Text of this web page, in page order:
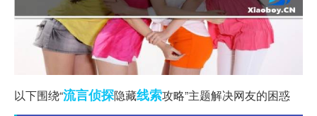
以下围绕“流言侦探隐藏线索攻略”主题解决网友的困惑